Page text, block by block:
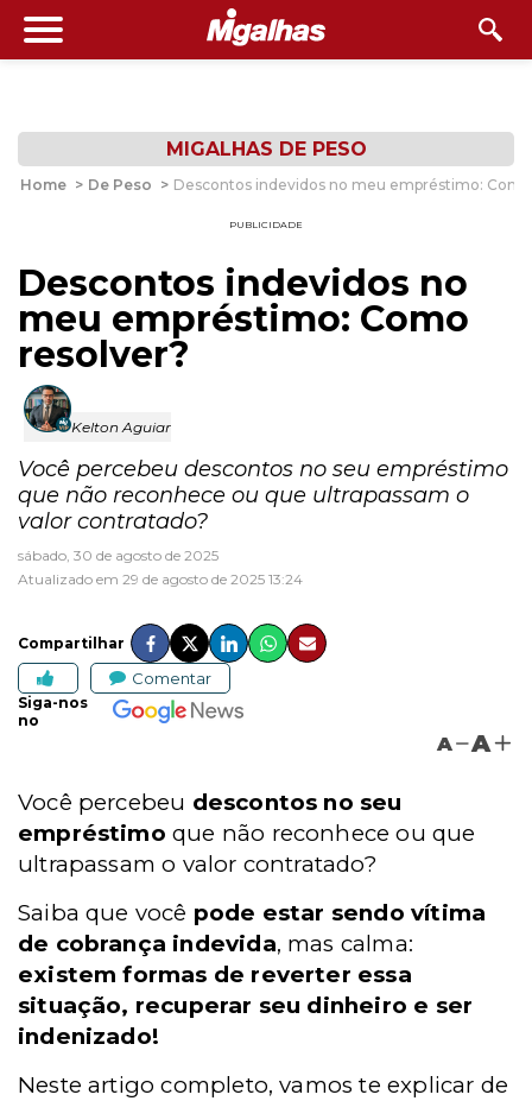
MIGALHAS DE PESO
Home > De Peso > Descontos indevidos no meu empréstimo:
PUBLICIDADE
Descontos indevidos no
meu empréstimo: Como
resolver?
Kelton Aguiar
Você percebeu descontos no seu empréstimo
que não reconhece ou que ultrapassam o
valor contratado?
sábado, 30 de agosto de 2025
Atualizado em 29 de agosto de 2025 13:24
Compartilhar
Comentar
Siga-nos
no
A A
Você percebeu descontos no seu
empréstimo que não reconhece ou que
ultrapassam o valor contratado?
Saiba que você pode estar sendo vítima
de cobrança indevida, mas calma:
existem formas de reverter essa
situação, recuperar seu dinheiro e ser
indenizado!
Neste artigo completo, vamos te explicar de